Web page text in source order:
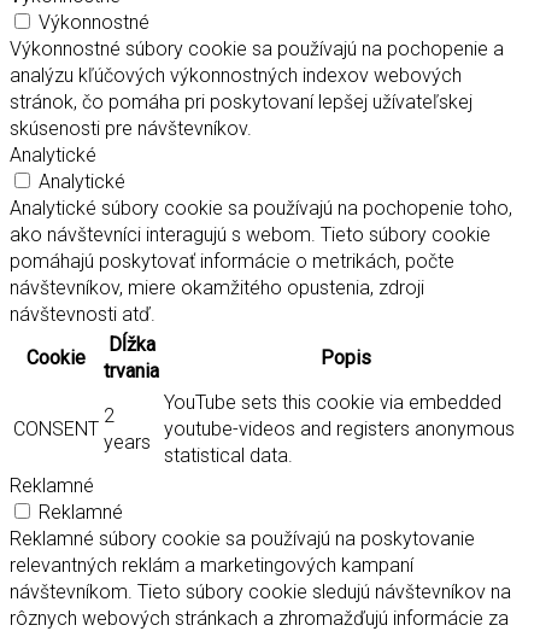
Výkonnostné
Výkonnostné súbory cookie sa používajú na pochopenie a
analýzu kľúčových výkonnostných indexov webových
stránok, čo pomáha pri poskytovaní lepšej užívateľskej
skúsenosti pre návštevníkov.
Analytické
Analytické
Analytické súbory cookie sa používajú na pochopenie toho,
ako návštevníci interagujú s webom. Tieto súbory cookie
pomáhajú poskytovať informácie o metrikách, počte
návštevníkov, miere okamžitého opustenia, zdroji
návštevnosti atď.
Cookie
Dĺžka
trvania
Popis
CONSENT
2
years
YouTube sets this cookie via embedded
youtube-videos and registers anonymous
statistical data.
Reklamné
Reklamné
Reklamné súbory cookie sa používajú na poskytovanie
relevantných reklám a marketingových kampaní
návštevníkom. Tieto súbory cookie sledujú návštevníkov na
rôznych webových stránkach a zhromažďujú informácie za